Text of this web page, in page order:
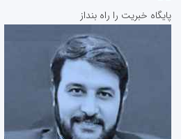
پایگاه خبریت را راه بنداز